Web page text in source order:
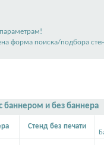
форма поиска/подбора
баннером и без баннера
Стенд без печати